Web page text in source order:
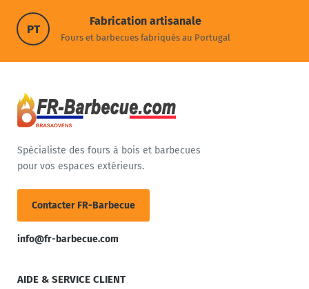
PT
Fabrication artisanale
Fours et barbecues fabriqués au Portugal
Spécialiste des fours à bois et barbecues
pour vos espaces extérieurs.
Contacter FR-Barbecue
info@fr-barbecue.com
AIDE & SERVICE CLIENT